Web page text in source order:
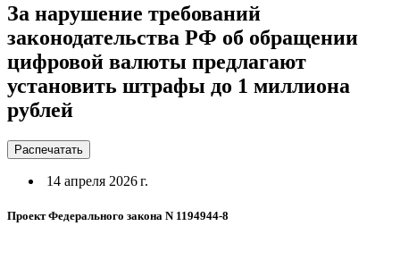
За нарушение требований
законодательства РФ об обращении
цифровой валюты предлагают
установить штрафы до 1 миллиона
рублей
Распечатать
14 апреля 2026 г.
Проект Федерального закона N 1194944-8